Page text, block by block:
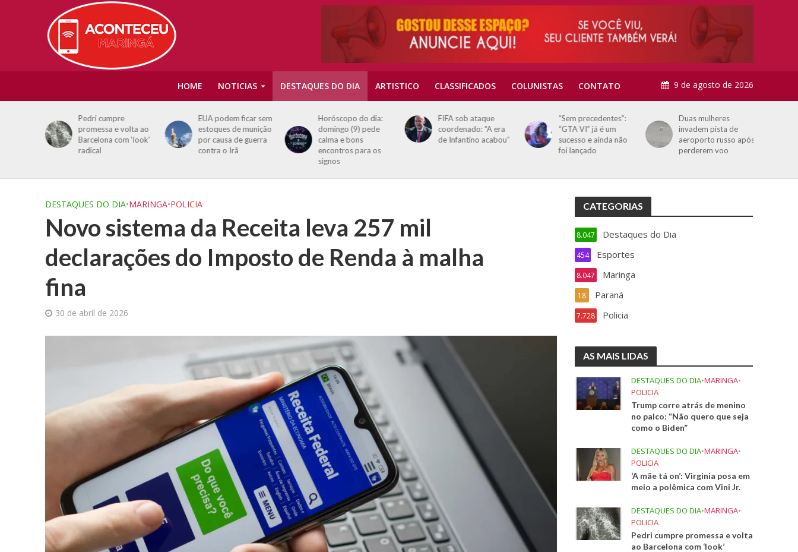
HOME NOTICIAS DESTAQUES DO DIA ARTISTICO CLASSIFICADOS COLUNISTAS CONTATO 9 de agosto de 2026
Pedri cumpre
promessa e volta ao
Barcelona com ‘look’
radical
EUA podem ficar sem
estoques de munição
por causa de guerra
contra o Irã
Horóscopo do dia:
domingo (9) pede
calma e bons
encontros para os
signos
FIFA sob ataque
coordenado: “A era
de Infantino acabou”
“Sem precedentes”:
“GTA VI” já é um
sucesso e ainda não
foi lançado
Duas mulheres
invadem pista de
aeroporto russo após
perderem voo
DESTAQUES DO DIA•MARINGA•POLICIA
Novo sistema da Receita leva 257 mil
declarações do Imposto de Renda à malha
fina
30 de abril de 2026
CATEGORIAS
Destaques do Dia
8.047
Esportes
454
Maringa
8.047
Paraná
18
Policia
7.728
AS MAIS LIDAS
DESTAQUES DO DIA•MARINGA•
POLICIA
Trump corre atrás de menino
no palco: “Não quero que seja
como o Biden”
DESTAQUES DO DIA•MARINGA•
POLICIA
‘A mãe tá on’: Virginia posa em
meio a polêmica com Vini Jr.
DESTAQUES DO DIA•MARINGA•
POLICIA
Pedri cumpre promessa e volta
ao Barcelona com ‘look’